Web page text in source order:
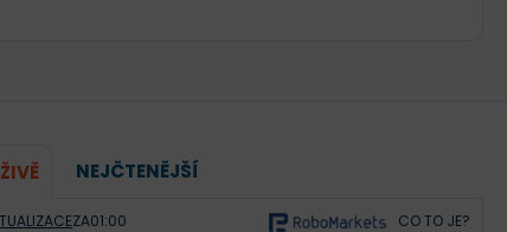
ŽIVĚ NEJČTENĚJŠÍ
ZA01:00 CO TO JE?